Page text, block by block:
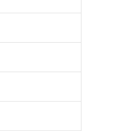
です。